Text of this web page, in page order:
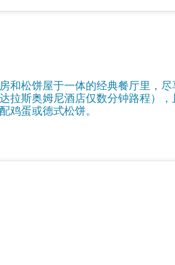
和松饼屋于一体的经典餐厅里，
拉斯奥姆尼酒店仅数分钟路程）
鸡蛋或德式松饼。